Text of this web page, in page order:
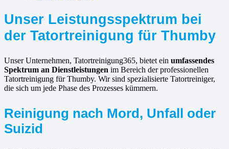
Unser Leistungsspektrum bei
der Tatortreinigung für Thumby
Unser Unternehmen, Tatortreinigung365, bietet ein umfassendes
Spektrum an Dienstleistungen im Bereich der professionellen
Tatortreinigung für Thumby. Wir sind spezialisierte Tatortreiniger,
die sich um jede Phase des Prozesses kümmern.
Reinigung nach Mord, Unfall oder
Suizid